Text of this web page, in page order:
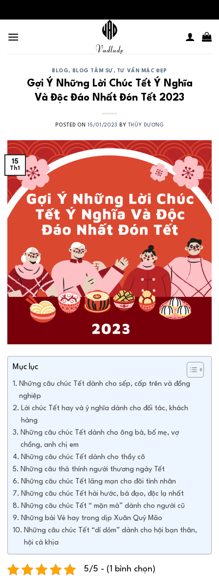
to
BLOG , BLOG TÂM SỰ , TƯ VẤN MẶC ĐẸP
Gợi Ý Những Lời Chúc Tết Ý Nghĩa
Và Độc Đáo Nhất Đón Tết 2023
POSTED ON15/01/2023 BY THÙY DƯƠNG
15
Th1
Mục lục
Những câu chúc Tết dành cho sếp, cấp trên và đồng
nghiệp
Lời chúc Tết hay và ý nghĩa dành cho đối tác, khách
hàng
Những câu chúc Tết dành cho ông bà, bố mẹ, vợ
chồng, anh chị em
Những câu chúc Tết dành cho thầy cô
Những câu thả thính người thương ngày Tết
Những câu chúc Tết lãng mạn cho đôi tình nhân
Những câu chúc Tết hài hước, bá đạo, độc lạ nhất
Những câu chúc Tết “ mặn mà” dành cho người cũ
Những bài Vè hay trong dịp Xuân Quý Mão
Những câu chúc Tết “dí dỏm” dành cho hội bạn thân,
hội cà khịa
5/5 - (1 bình chọn)